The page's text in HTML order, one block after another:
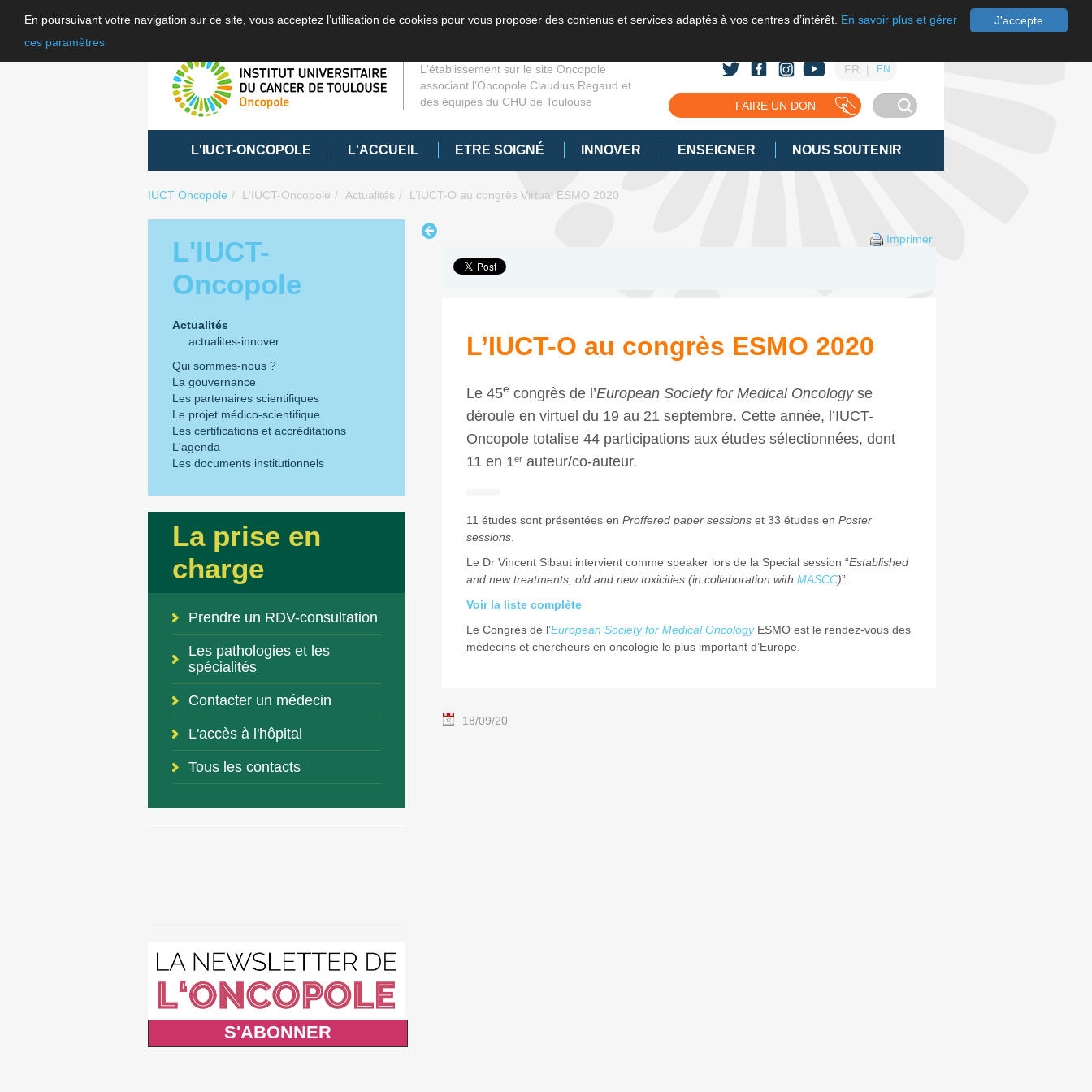
J'accepte
En poursuivant votre navigation sur ce site, vous acceptez l’utilisation de cookies pour vous proposer des contenus et services adaptés à vos centres d’intérêt. En savoir plus et gérer
ces paramètres
L'établissement sur le site Oncopole
associant l’Oncopole Claudius Regaud et
des équipes du CHU de Toulouse
FR EN
FAIRE UN DON
L'IUCT-ONCOPOLE L'ACCUEIL ETRE SOIGNÉ INNOVER ENSEIGNER NOUS SOUTENIR
IUCT Oncopole L'IUCT-Oncopole Actualités L’IUCT-O au congrès Virtual ESMO 2020
L'IUCT-
Oncopole
Actualités
actualites-innover
Qui sommes-nous ?
La gouvernance
Les partenaires scientifiques
Le projet médico-scientifique
Les certifications et accréditations
L'agenda
Les documents institutionnels
La prise en
charge
Prendre un RDV-consultation
Les pathologies et les
spécialités
Contacter un médecin
L'accès à l'hôpital
Tous les contacts
S'ABONNER
Imprimer
L’IUCT-O au congrès ESMO 2020
Le 45e congrès de l’European Society for Medical Oncologyse
déroule en virtuel du 19 au 21 septembre. Cette année, l’IUCT-
Oncopole totalise 44 participations aux études sélectionnées, dont
11 en 1erauteur/co-auteur.
11 études sont présentées en Proffered paper sessionset 33 études en Poster
sessions.
Le Dr Vincent Sibaut intervient comme speaker lors de la Special session “Established
and new treatments, old and new toxicities (in collaboration with MASCC)”.
Voir la liste complète
Le Congrès de l’European Society for Medical OncologyESMO est le rendez-vous des
médecins et chercheurs en oncologie le plus important d’Europe.
18/09/20